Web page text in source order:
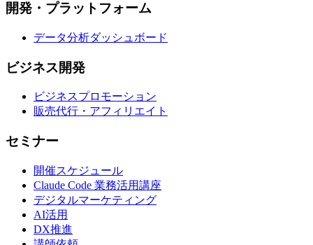
開発・プラットフォーム
データ分析ダッシュボード
ビジネス開発
ビジネスプロモーション
販売代行・アフィリエイト
セミナー
開催スケジュール
Claude Code 業務活用講座
デジタルマーケティング
AI活用
DX推進